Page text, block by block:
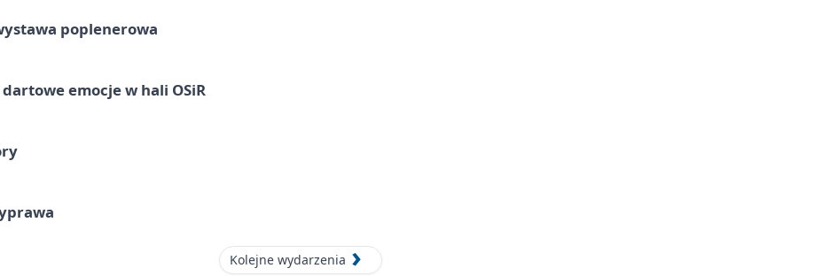
poplenerowa
emocje w hali OSiR
Kolejne wydarzenia